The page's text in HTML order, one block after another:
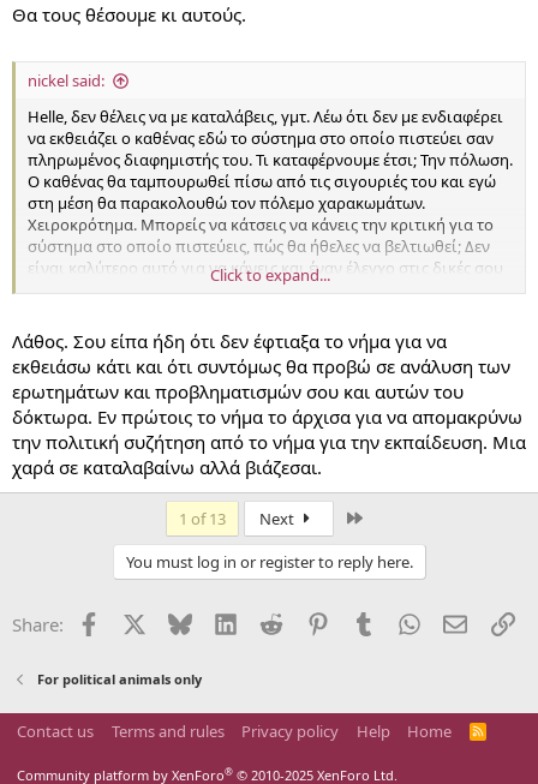
Θα τους θέσουμε κι αυτούς.
nickel said:
Helle, δεν θέλεις να με καταλάβεις, γμτ. Λέω ότι δεν με ενδιαφέρει
να εκθειάζει ο καθένας εδώ το σύστημα στο οποίο πιστεύει σαν
πληρωμένος διαφημιστής του. Τι καταφέρνουμε έτσι; Την πόλωση.
Ο καθένας θα ταμπουρωθεί πίσω από τις σιγουριές του και εγώ
στη μέση θα παρακολουθώ τον πόλεμο χαρακωμάτων.
Χειροκρότημα. Μπορείς να κάτσεις να κάνεις την κριτική για το
σύστημα στο οποίο πιστεύεις, πώς θα ήθελες να βελτιωθεί; Δεν
είναι καλύτερο αυτό για να κάνεις και έναν έλεγχο στις δικές σου
σιγουριές; Δεν θα κάνει κι εσένα καλύτερο; Εκτός αν αντλείς
Click to expand...
Λάθος. Σου είπα ήδη ότι δεν έφτιαξα το νήμα για να
εκθειάσω κάτι και ότι συντόμως θα προβώ σε ανάλυση των
ερωτημάτων και προβληματισμών σου και αυτών του
δόκτωρα. Εν πρώτοις το νήμα το άρχισα για να απομακρύνω
την πολιτική συζήτηση από το νήμα για την εκπαίδευση. Μια
χαρά σε καταλαβαίνω αλλά βιάζεσαι.
1 of 13 Next
You must log in or register to reply here.
Share: Facebook Bluesky LinkedInReddit PinterestTumblrWhatsApp
Email
For political animals only
Contact us Terms and rules Privacy policy Help Home
R
Community platform by XenForo® © 2010-2025 XenForo Ltd.